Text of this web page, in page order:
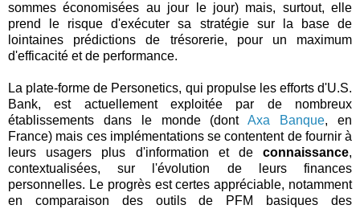
sommes économisées au jour le jour) mais, surtout, elle
prend le risque d'exécuter sa stratégie sur la base de
lointaines prédictions de trésorerie, pour un maximum
d'efficacité et de performance.
La plate-forme de Personetics, qui propulse les efforts d'U.S.
Bank, est actuellement exploitée par de nombreux
établissements dans le monde (dontAxa Banque, en
France) mais ces implémentations se contentent de fournir à
leurs usagers plus d'information et de connaissance,
contextualisées, sur l'évolution de leurs finances
personnelles. Le progrès est certes appréciable, notamment
en comparaison des outils de PFM basiques des